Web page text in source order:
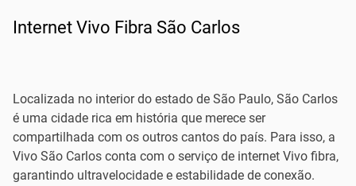
Internet Vivo Fibra São Carlos
Localizada no interior do estado de São Paulo, São Carlos
é uma cidade rica em história que merece ser
compartilhada com os outros cantos do país. Para isso, a
Vivo São Carlos conta com o serviço de internet Vivo fibra,
garantindo ultravelocidade e estabilidade de conexão.